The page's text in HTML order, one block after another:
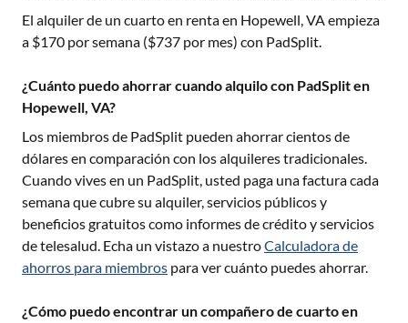
El alquiler de un cuarto en renta en Hopewell, VAempieza
a $170 por semana ($737 por mes) con PadSplit.
¿Cuánto puedo ahorrar cuando alquilo con PadSplit en
Hopewell, VA?
Los miembros de PadSplit pueden ahorrar cientos de
dólares en comparación con los alquileres tradicionales.
Cuando vives en un PadSplit, usted paga una factura cada
semana que cubre su alquiler, servicios públicos y
beneficios gratuitos como informes de crédito y servicios
de telesalud. Echa un vistazo a nuestroCalculadora de
ahorros para miembros para ver cuánto puedes ahorrar.
¿Cómo puedo encontrar un compañero de cuarto en